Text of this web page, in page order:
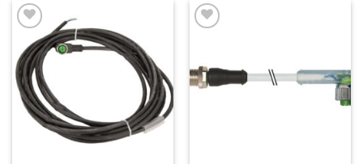
Add to
wishlist
Add to
wishlist